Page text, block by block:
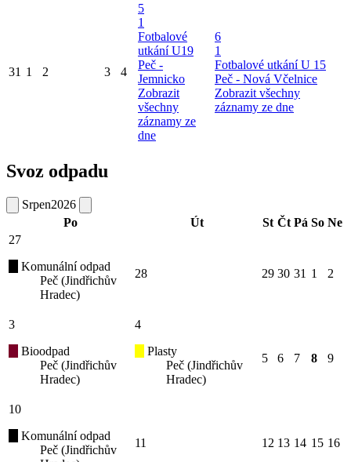
31 1 2 3 4
5
1
Fotbalové
utkání U19
Peč -
Jemnicko
Zobrazit
všechny
záznamy ze
dne
6
1
Fotbalové utkání U 15
Peč - Nová Včelnice
Zobrazit všechny
záznamy ze dne
Svoz odpadu
Srpen2026
Po
Út St Čt Pá So Ne
27
Komunální odpad
Peč (Jindřichův
Hradec)
28 29 30 31 1 2
3
Bioodpad
Peč (Jindřichův
Hradec)
4
Plasty
Peč (Jindřichův
Hradec)
5 6 7 8 9
10
Komunální odpad
Peč (Jindřichův
11 12 13 14 15 16